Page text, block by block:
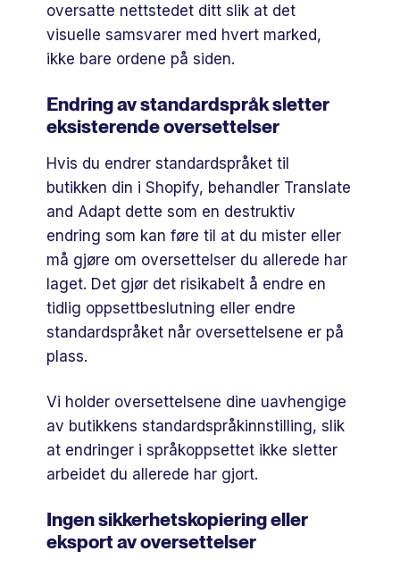
oversatte nettstedet ditt slik at det
visuelle samsvarer med hvert marked,
ikke bare ordene på siden.
Endring av standardspråk sletter
eksisterende oversettelser
Hvis du endrer standardspråket til
butikken din i Shopify, behandler Translate
and Adapt dette som en destruktiv
endring som kan føre til at du mister eller
må gjøre om oversettelser du allerede har
laget. Det gjør det risikabelt å endre en
tidlig oppsettbeslutning eller endre
standardspråket når oversettelsene er på
plass.
Vi holder oversettelsene dine uavhengige
av butikkens standardspråkinnstilling, slik
at endringer i språkoppsettet ikke sletter
arbeidet du allerede har gjort.
Ingen sikkerhetskopiering eller
eksport av oversettelser